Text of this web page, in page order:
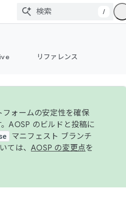
/
リファレンス
ォームの安定性を確保
AOSP のビルドと投稿に
マニフェスト ブランチ
ては、 AOSP の変更点を